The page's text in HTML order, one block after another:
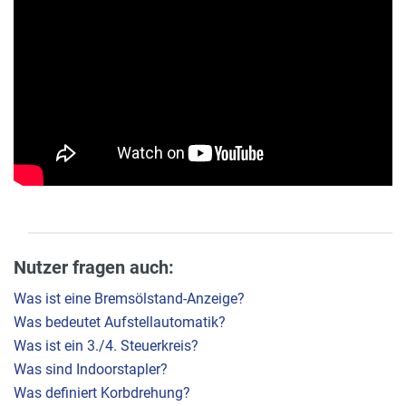
Nutzer fragen auch:
Was ist eine Bremsölstand-Anzeige?
Was bedeutet Aufstellautomatik?
Was ist ein 3./4. Steuerkreis?
Was sind Indoorstapler?
Was definiert Korbdrehung?